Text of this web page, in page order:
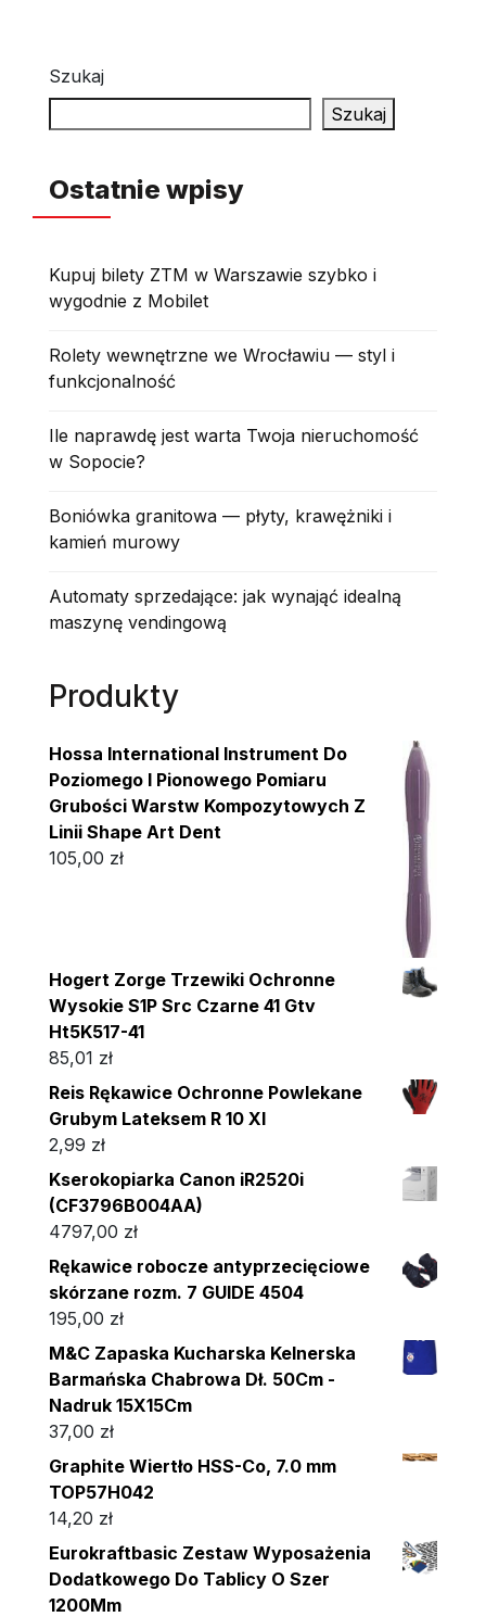
Szukaj
Szukaj
Ostatnie wpisy
Kupuj bilety ZTM w Warszawie szybko i
wygodnie z Mobilet
Rolety wewnętrzne we Wrocławiu — styl i
funkcjonalność
Ile naprawdę jest warta Twoja nieruchomość
w Sopocie?
Boniówka granitowa — płyty, krawężniki i
kamień murowy
Automaty sprzedające: jak wynająć idealną
maszynę vendingową
Produkty
Hossa International Instrument Do
Poziomego I Pionowego Pomiaru
Grubości Warstw Kompozytowych Z
Linii Shape Art Dent
105,00 zł
Hogert Zorge Trzewiki Ochronne
Wysokie S1P Src Czarne 41 Gtv
Ht5K517-41
85,01 zł
Reis Rękawice Ochronne Powlekane
Grubym Lateksem R 10 Xl
2,99 zł
Kserokopiarka Canon iR2520i
(CF3796B004AA)
4797,00 zł
Rękawice robocze antyprzecięciowe
skórzane rozm. 7 GUIDE 4504
195,00 zł
M&C Zapaska Kucharska Kelnerska
Barmańska Chabrowa Dł. 50Cm -
Nadruk 15X15Cm
37,00 zł
Graphite Wiertło HSS-Co, 7.0 mm
TOP57H042
14,20 zł
Eurokraftbasic Zestaw Wyposażenia
Dodatkowego Do Tablicy O Szer
1200Mm